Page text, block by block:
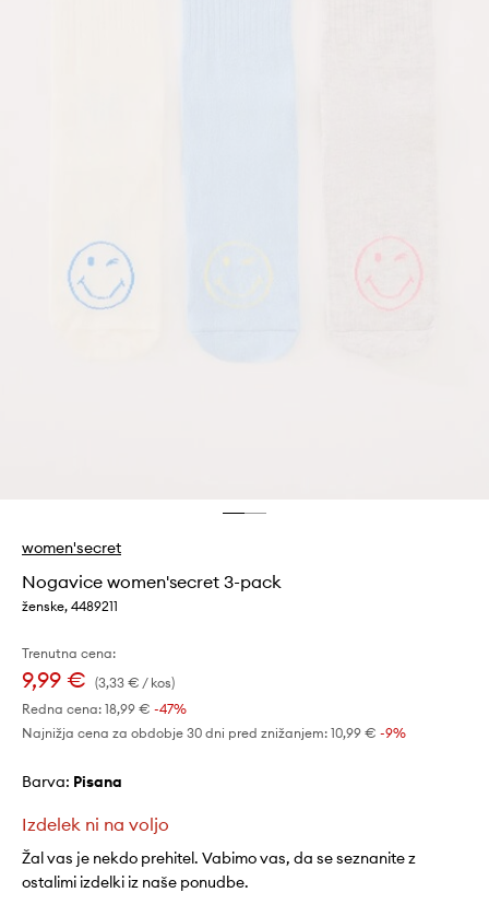
women'secret
Nogavice women'secret 3-pack
ženske, 4489211
Trenutna cena:
9,99 € (3,33 € / kos)
Redna cena: 18,99 € -47%
Najnižja cena za obdobje 30 dni pred znižanjem: 10,99 € -9%
Barva: pisana
Izdelek ni na voljo
Žal vas je nekdo prehitel. Vabimo vas, da se seznanite z
ostalimi izdelki iz naše ponudbe.